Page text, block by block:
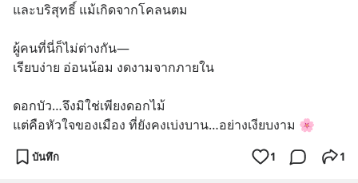
และบริสุทธิ์ แม้เกิดจากโคลนตม
ผู้คนที่นี่ก็ไม่ต่างกัน—
เรียบง่าย อ่อนน้อม งดงามจากภายใน
ดอกบัว…จึงมิใช่เพียงดอกไม้
แต่คือหัวใจของเมือง ที่ยังคงเบ่งบาน…อย่างเงียบงาม 🌸
บันทึก 1 1